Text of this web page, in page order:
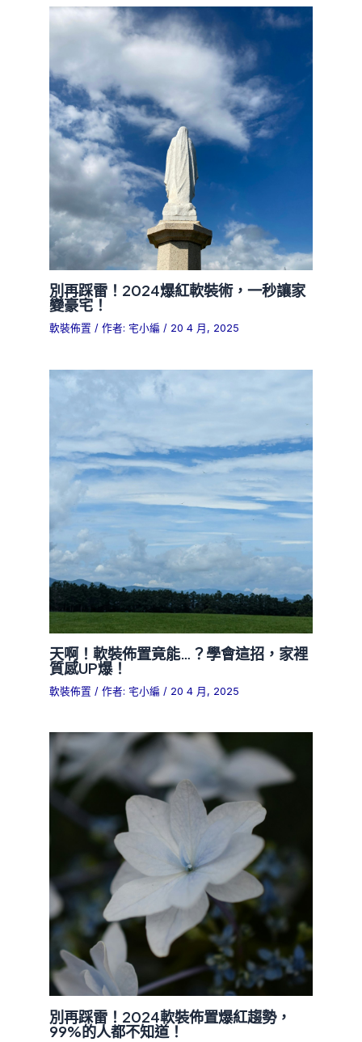
別再踩雷！2024爆紅軟裝術，一秒讓家
變豪宅！
軟裝佈置 / 作者: 宅小編/ 20 4 月, 2025
天啊！軟裝佈置竟能…？學會這招，家裡
質感UP爆！
軟裝佈置 / 作者: 宅小編 / 20 4 月, 2025
別再踩雷！2024軟裝佈置爆紅趨勢，
99%的人都不知道！